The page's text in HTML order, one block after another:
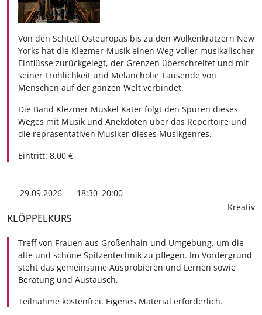
Von den Schtetl Osteuropas bis zu den Wolkenkratzern New
Yorks hat die Klezmer-Musik einen Weg voller musikalischer
Einflüsse zurückgelegt, der Grenzen überschreitet und mit
seiner Fröhlichkeit und Melancholie Tausende von
Menschen auf der ganzen Welt verbindet.
Die Band Klezmer Muskel Kater folgt den Spuren dieses
Weges mit Musik und Anekdoten über das Repertoire und
die repräsentativen Musiker dieses Musikgenres.
Eintritt: 8,00 €
29.09.2026
18:30–20:00
Kreativ
KLÖPPELKURS
Treff von Frauen aus Großenhain und Umgebung, um die
alte und schöne Spitzentechnik zu pflegen. Im Vordergrund
steht das gemeinsame Ausprobieren und Lernen sowie
Beratung und Austausch.
Teilnahme kostenfrei. Eigenes Material erforderlich.